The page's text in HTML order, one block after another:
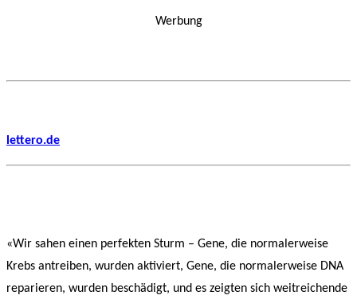
Werbung
lettero.de
«Wir sahen einen perfekten Sturm – Gene, die normalerweise
Krebs antreiben, wurden aktiviert, Gene, die normalerweise DNA
reparieren, wurden beschädigt, und es zeigten sich weitreichende